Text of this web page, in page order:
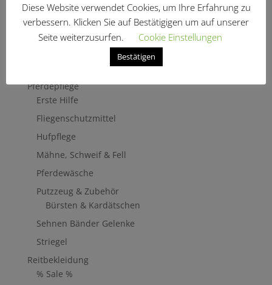
Zaumbaukasten
Stirnriemen
Pferdepflege
Erste Hilfe
Fliegenschutzmittel
Hufpflege
Mähne, Schweif & Fell
Pferdewäsche
Putzzeug & Zubehör
Bürsten & Kardätschen
Sehnen Bänder Gelenke
Striegel
Reitbekleidung
% Sale %
Diese Website verwendet Cookies, um Ihre Erfahrung zu
verbessern. Klicken Sie auf Bestätigigen um auf unserer
Seite weiterzusurfen.
Cookie Einstellungen
Bestätigen